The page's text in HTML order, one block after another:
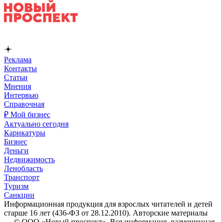
Реклама
Контакты
Статьи
Мнения
Интервью
Справочная
₽ Мой бизнес
Актуально сегодня
Карикатуры
Бизнес
Деньги
Недвижимость
Ленобласть
Транспорт
Туризм
Санкции
Информационная продукция для взрослых читателей и детей
старше 16 лет (436-ФЗ от 28.12.2010). Авторские материалы